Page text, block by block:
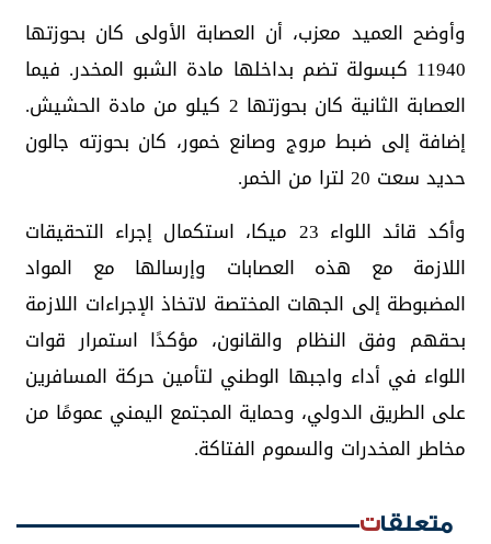
وأوضح العميد معزب، أن العصابة الأولى كان بحوزتها
11940 كبسولة تضم بداخلها مادة الشبو المخدر. فيما
العصابة الثانية كان بحوزتها 2 كيلو من مادة الحشيش.
إضافة إلى ضبط مروج وصانع خمور، كان بحوزته جالون
حديد سعت 20 لترا من الخمر.
وأكد قائد اللواء 23 ميكا، استكمال إجراء التحقيقات
اللازمة مع هذه العصابات وإرسالها مع المواد
المضبوطة إلى الجهات المختصة لاتخاذ الإجراءات اللازمة
بحقهم وفق النظام والقانون، مؤكدًا استمرار قوات
اللواء في أداء واجبها الوطني لتأمين حركة المسافرين
على الطريق الدولي، وحماية المجتمع اليمني عمومًا من
مخاطر المخدرات والسموم الفتاكة.
متعلقات